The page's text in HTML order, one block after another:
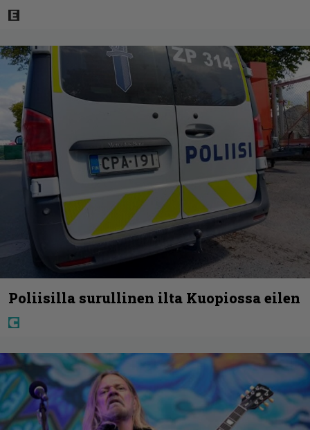
Poliisilla surullinen ilta Kuopiossa eilen